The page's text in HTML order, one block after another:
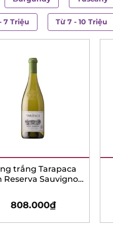
7 Triệu Từ 7 - 10 Triệu
trắng Tarapaca
Reserva Sauvignon
808.000₫